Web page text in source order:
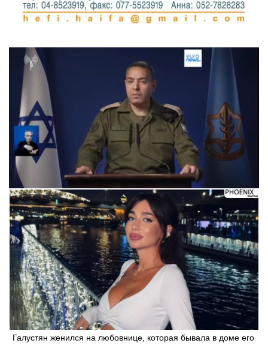
Галустян женился на любовнице, которая бывала в доме его